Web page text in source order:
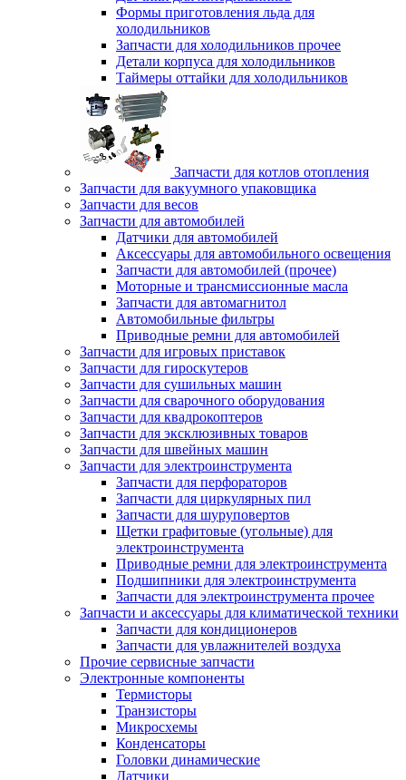
Формы приготовления льда для
холодильников
Запчасти для холодильников прочее
Детали корпуса для холодильников
Таймеры оттайки для холодильников
Запчасти для котлов отопления
Запчасти для вакуумного упаковщика
Запчасти для весов
Запчасти для автомобилей
Датчики для автомобилей
Аксессуары для автомобильного освещения
Запчасти для автомобилей (прочее)
Моторные и трансмиссионные масла
Запчасти для автомагнитол
Автомобильные фильтры
Приводные ремни для автомобилей
Запчасти для игровых приставок
Запчасти для гироскутеров
Запчасти для сушильных машин
Запчасти для сварочного оборудования
Запчасти для квадрокоптеров
Запчасти для эксклюзивных товаров
Запчасти для швейных машин
Запчасти для электроинструмента
Запчасти для перфораторов
Запчасти для циркулярных пил
Запчасти для шуруповертов
Щетки графитовые (угольные) для
электроинструмента
Приводные ремни для электроинструмента
Подшипники для электроинструмента
Запчасти для электроинструмента прочее
Запчасти и аксессуары для климатической техники
Запчасти для кондиционеров
Запчасти для увлажнителей воздуха
Прочие сервисные запчасти
Электронные компоненты
Термисторы
Транзисторы
Микросхемы
Конденсаторы
Головки динамические
Датчики